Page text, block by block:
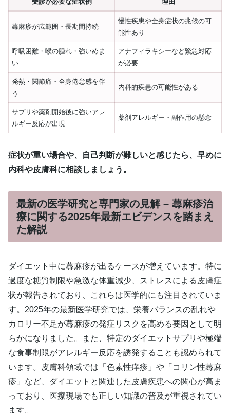
蕁麻疹が広範囲・長期間持続
慢性疾患や全身症状の兆候の可
能性あり
呼吸困難・喉の腫れ・強いめま
い
アナフィラキシーなど緊急対応
が必要
発熱・関節痛・全身倦怠感を伴
う
内科的疾患の可能性がある
サプリや薬剤開始後に強いアレ
ルギー反応が出現
薬剤アレルギー・副作用の懸念
症状が重い場合や、自己判断が難しいと感じたら、早めに
内科や皮膚科に相談しましょう。
最新の医学研究と専門家の見解 – 蕁麻疹治
療に関する2025年最新エビデンスを踏まえ
た解説
ダイエット中に蕁麻疹が出るケースが増えています。特に
過度な糖質制限や急激な体重減少、ストレスによる皮膚症
状が報告されており、これらは医学的にも注目されていま
す。2025年の最新医学研究では、栄養バランスの乱れや
カロリー不足が蕁麻疹の発症リスクを高める要因として明
らかになりました。また、特定のダイエットサプリや極端
な食事制限がアレルギー反応を誘発することも認められて
います。皮膚科領域では「色素性痒疹」や「コリン性蕁麻
疹」など、ダイエットと関連した皮膚疾患への関心が高ま
っており、医療現場でも正しい知識の普及が重視されてい
ます。